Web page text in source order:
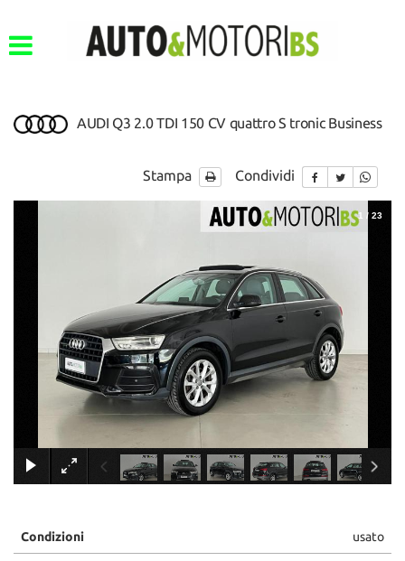
AUDI Q3 2.0 TDI 150 CV quattro S tronic Business
Stampa Condividi
×
1 / 23
Condizioni usato